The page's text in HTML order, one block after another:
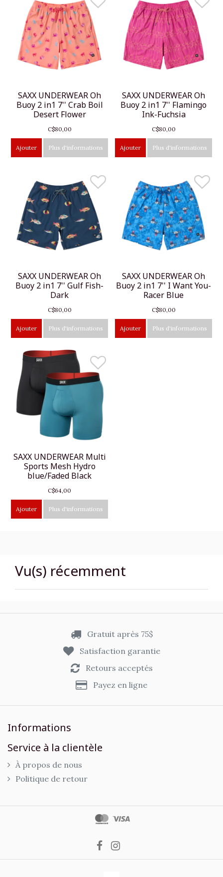
SAXX UNDERWEAR Oh
Buoy 2 in1 7'' Crab Boil
Desert Flower
C$80,00
Ajouter Plus d'informations
SAXX UNDERWEAR Oh
Buoy 2 in1 7'' Flamingo
Ink-Fuchsia
C$80,00
Ajouter Plus d'informations
SAXX UNDERWEAR Oh
Buoy 2 in1 7'' Gulf Fish-
Dark
C$80,00
Ajouter Plus d'informations
SAXX UNDERWEAR Oh
Buoy 2 in1 7'' I Want You-
Racer Blue
C$80,00
Ajouter Plus d'informations
SAXX UNDERWEAR Multi
Sports Mesh Hydro
blue/Faded Black
C$64,00
Ajouter Plus d'informations
Vu(s) récemment
Gratuit après 75$
Satisfaction garantie
Retours acceptés
Payez en ligne
Informations
Service à la clientèle
À propos de nous
Politique de retour